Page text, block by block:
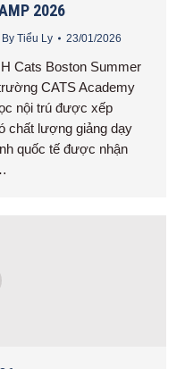
2026
By Tiểu Ly 23/01/2026
Cats Boston Summer
CATS Academy
nội trú được xếp
chất lượng giảng dạy
quốc tế được nhận